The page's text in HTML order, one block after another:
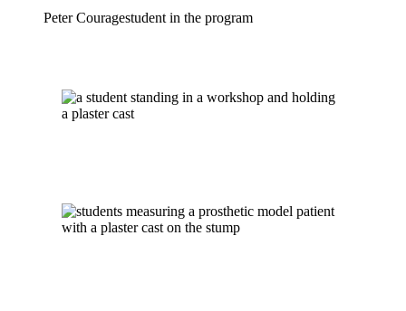
Peter Couragestudent in the program